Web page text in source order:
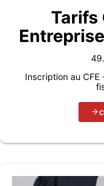
Tarifs
Inscription au CFE